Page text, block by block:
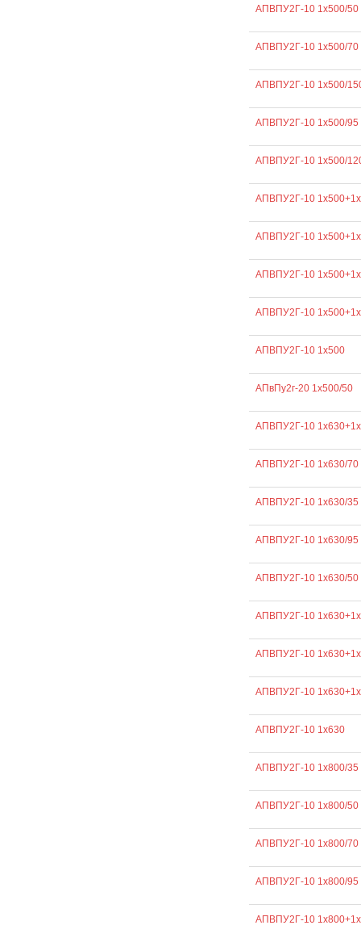
АПВПУ2Г-10 1х500/50
АПВПУ2Г-10 1х500/70
АПВПУ2Г-10 1х500/
АПВПУ2Г-10 1х500/95
АПВПУ2Г-10 1х500/
АПВПУ2Г-10
АПВПУ2Г-10
АПВПУ2Г-10
АПВПУ2Г-10
АПВПУ2Г-10 1х500
АПвПу2г-20 1х500/50
АПВПУ2Г-10
АПВПУ2Г-10 1х630/70
АПВПУ2Г-10 1х630/35
АПВПУ2Г-10 1х630/95
АПВПУ2Г-10 1х630/50
АПВПУ2Г-10
АПВПУ2Г-10
АПВПУ2Г-10
АПВПУ2Г-10 1х630
АПВПУ2Г-10 1х800/35
АПВПУ2Г-10 1х800/50
АПВПУ2Г-10 1х800/70
АПВПУ2Г-10 1х800/95
АПВПУ2Г-10